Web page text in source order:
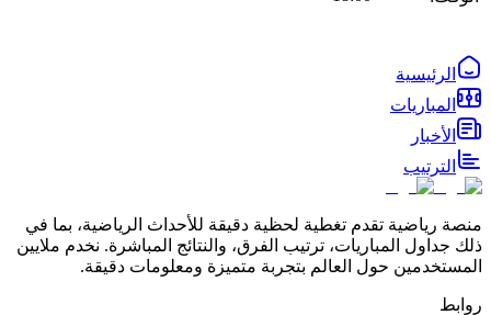
الرئيسية
المباريات
الأخبار
الترتيب
منصة رياضية تقدم تغطية لحظية دقيقة للأحداث الرياضية، بما في
ذلك جداول المباريات، ترتيب الفرق، والنتائج المباشرة. نخدم ملايين
المستخدمين حول العالم بتجربة متميزة ومعلومات دقيقة.
روابط